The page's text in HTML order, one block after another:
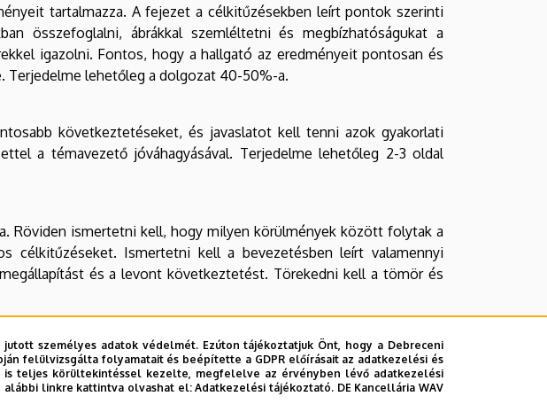
tartalmazza. A fejezet a célkitűzésekben leírt pontok szerinti
összefoglalni, ábrákkal szemléltetni és megbízhatóságukat a
igazolni. Fontos, hogy a hallgató az eredményeit pontosan és
Terjedelme lehetőleg a dolgozat 40-50%-a.
következtetéseket, és javaslatot kell tenni azok gyakorlati
a témavezető jóváhagyásával. Terjedelme lehetőleg 2-3 oldal
Röviden ismertetni kell, hogy milyen körülmények között folytak a
célkitűzéseket. Ismertetni kell a bevezetésben leírt valamennyi
és a levont következtetést. Törekedni kell a tömör és
forrásokat tartalmazhatja. Az irodalomjegyzékre vonatkozó
személyes adatok védelmét. Ezúton tájékoztatjuk Önt, hogy a Debreceni
felülvizsgálta folyamatait és beépítette a GDPR előírásait az adatkezelési és
is teljes körültekintéssel kezelte, megfelelve az érvényben lévő adatkezelési
alábbi linkre kattintva olvashat el:Adatkezelési tájékoztató. DE Kancellária WAV